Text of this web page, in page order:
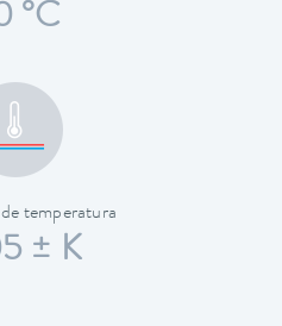
°C
temperatura
± K